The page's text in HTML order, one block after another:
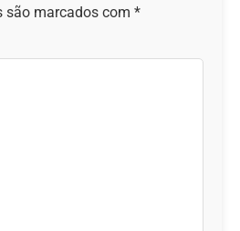
são marcados com *